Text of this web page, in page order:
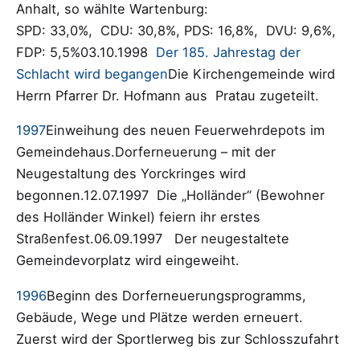
Anhalt, so wählte Wartenburg:
SPD: 33,0%, CDU: 30,8%, PDS: 16,8%, DVU: 9,6%,
FDP: 5,5%03.10.1998 Der 185. Jahrestag der
Schlacht wird begangenDie Kirchengemeinde wird
Herrn Pfarrer Dr. Hofmann aus Pratau zugeteilt.
1997Einweihung des neuen Feuerwehrdepots im
Gemeindehaus.Dorferneuerung – mit der
Neugestaltung des Yorckringes wird
begonnen.12.07.1997 Die „Holländer“ (Bewohner
des Holländer Winkel) feiern ihr erstes
Straßenfest.06.09.1997 Der neugestaltete
Gemeindevorplatz wird eingeweiht.
1996Beginn des Dorferneuerungsprogramms,
Gebäude, Wege und Plätze werden erneuert.
Zuerst wird der Sportlerweg bis zur Schlosszufahrt